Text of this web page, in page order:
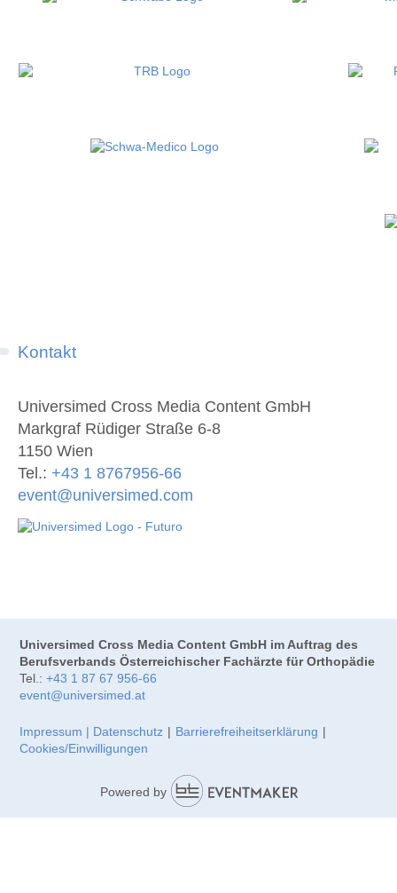
Kontakt
Universimed Cross Media Content GmbH
Markgraf Rüdiger Straße 6-8
1150 Wien
Tel.: +43 1 8767956-66
event@universimed.com
Universimed Cross Media Content GmbH im Auftrag des
Berufsverbands Österreichischer Fachärzte für Orthopädie
Tel.: +43 1 87 67 956-66
event@universimed.at
Impressum | Datenschutz | Barrierefreiheitserklärung |
Cookies/Einwilligungen
Powered by